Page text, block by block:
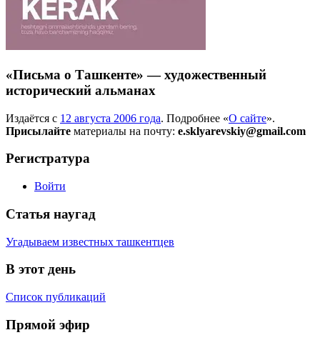
«Письма о Ташкенте» — художественный
исторический альманах
Издаётся с 12 августа 2006 года. Подробнее «О сайте».
Присылайте материалы на почту: e.sklyarevskiy@gmail.com
Регистратура
Войти
Статья наугад
Угадываем известных ташкентцев
В этот день
Список публикаций
Прямой эфир